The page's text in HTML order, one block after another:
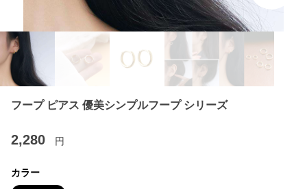
フープ ピアス 優美シンプルフープ シリーズ
2,280 円
カラー